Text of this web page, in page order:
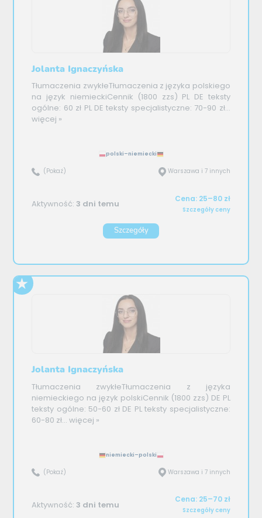
Jolanta Ignaczyńska
Tłumaczenia zwykłeTłumaczenia z języka polskiego
na język niemieckiCennik (1800 zzs) PL DE teksty
ogólne: 60 zł PL DE teksty specjalistyczne: 70-90 zł...
więcej »
polski–niemiecki
(Pokaż) Warszawa i 7 innych
Aktywność: 3 dni temu Cena: 25–80 zł
Szczegóły ceny
Szczegóły
Jolanta Ignaczyńska
Tłumaczenia zwykłeTłumaczenia z języka
niemieckiego na język polskiCennik (1800 zzs) DE PL
teksty ogólne: 50-60 zł DE PL teksty specjalistyczne:
60-80 zł... więcej »
niemiecki–polski
(Pokaż) Warszawa i 7 innych
Aktywność: 3 dni temu Cena: 25–70 zł
Szczegóły ceny